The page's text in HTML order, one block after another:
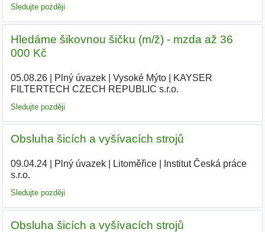
Sledujte později
Hledáme šikovnou šičku (m/ž) - mzda až 36
000 Kč
05.08.26| Plný úvazek| Vysoké Mýto|
KAYSER
FILTERTECH CZECH REPUBLIC s.r.o.
Sledujte později
Obsluha šicích a vyšívacích strojů
09.04.24| Plný úvazek| Litoměřice|
Institut Česká práce
s.r.o.
Sledujte později
Obsluha šicích a vyšívacích strojů